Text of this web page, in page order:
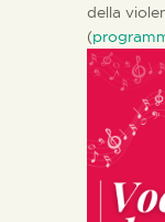
della
(